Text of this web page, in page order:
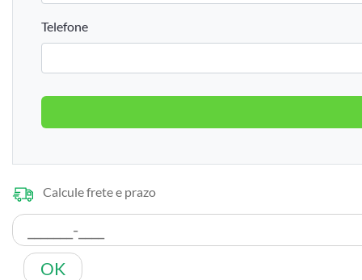
Telefone
Calcule frete e prazo
OK